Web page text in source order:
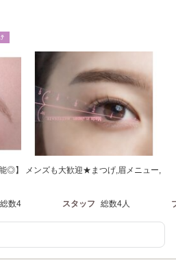
◎】 メンズも大歓迎★まつげ,眉メニュー,
総数4 スタッフ 総数4人